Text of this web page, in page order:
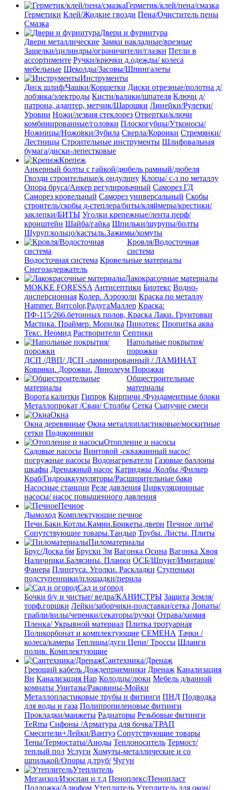
Герметик/клей/пена/смазка
Герметики Клей/Жидкие гвозди Пена/Очиститель пены
Смазка
Двери и фурнитура
Двери металлические Замки накладные/врезные
Защелки/цилиндры/ограничители/глазки Петли в
ассортименте Ручки/крючки д.одежды/ колеса
мебельные Щеколды/Засовы/Шпингалеты
Инструменты
Диск шлиф/Чашки/Корщетки Диски отрезные/полотна д/
лобзика/электроды Кисти/валики/шпателя Ключи д/
патрона, адаптер, метчик/Шарошки Линейки/Рулетки/
Уровни Ножи/лезвия стеклорез Отвертки/ключи
комбинированные/головки Плоскогубцы/Утконосы/
Ножницы/Ножовки/Зубила Сверла/Коронки Стремянки/
Лестницы Строительные инструменты Шлифовальная
бумага/диски-лепестковые
Крепеж
Анкерный болты с гайкой/дюбель рамный/дюбеля
Гвозди строительные/к ондулину Клопы/ с-з по металлу
Опора бруса/Анкер регулировачный Саморез ГД
Саморез кровельный Саморез универсальный Скобы
строитель/скобы д-степлера/биты/кляймеры/крестики/
заклепки/БИТЫ Уголки крепежные/лента перф/
кронштейн Шайба/гайка Шпильки/шурупы/болты
Шуруп:кольцо/кастыль.Зажимы/хомуты
Кровля/Водосточная
система
Водосточная система Кровельные материалы
Снегозадержатель
Лакокрасочные материалы
MOKKE FORESSA Антисептики Биотекс Водно-
дисперсионная Колер. Аэрозоли Краска по металлу
Hammer. Витcolor,РадугаМаллер Краска:
ПФ-115/266.бетонных полов, Краска Лаки. Грунтовки
Мастика. Праймер. Морилка Пинотекс Пропитка аква
Текс. Неомид Растворители Септики
Напольные покрытия/
порожки
ДСП /ДВП/ ДСП -ламинированный / ЛАМИНАТ
Коврики. Дорожки. Линолеум Порожки
Общестроительные
материалы
Ворота калитки Гипрок Кирпичи /Фундаментные блоки
Металлопрокат /Сваи/ Столбы Сетка Сыпучие смеси
Окна
Окна деревянные Окна металлопластиковые/москитные
сетки Подоконники
Отопление и насосы
Cадовые насосы Винтовой -скважинный насос/
погружные насосы Водонагреватели Газовые баллоны
шкафы Дренажный насос Катриджы /Колбы /Фильтр
Краб/Гидроаккумуляторы/Расширительные баки
Насосные станции Реле давления Циркуляционные
насосы/ насос повышенного давления
Печное
Дымоход Комплектующие печное
Печи.Баки.Котлы.Камни.Брикеты.двери Печное литьё
Сопутствующие товары.Тандыр Трубы. Листы. Плиты
Пиломатериалы
Брус/Доска 6м Бруски 3м Вагонка Осина Вагонка Хвоя
Наличники.Балясины. Планки ОСБ/Шпунт/Имитация/
Фанера Плинтуса. Уголки. Раскладки Ступеньки
подступенники/площадки/перила
Сад и огород
Бочки б/у и чистые/ ведра/КАНИСТРЫ Защита Земля/
торф.горшки Лейки/заборчики-подставки/сетка Лопаты/
грабли/вилы/черенки/секаторы/ручки Отрава/химия
Пленка/ Укрывной материал Плитка тротуарная
Поликорбонат и комплектующие СЕМЕНА Тачки /
колеса/камеры Теплицы/дуги Цепи/ Троссы Шланги
полив. Комплектующие
Сантехника/Дренаж
Греющий кабель Дождеприемники Дренаж Канализация
Вн Канализация Нар Колодцы/люки Мебель д/ванной
комнаты Унитазы/Раковины-Мойки
Металлопластиковые трубы и фитинги ПНД Подводка
для воды и газа Полипропиленовые фитинги
Прокладки/манжеты Радиаторы Резьбовые фитинги
TeRma Сифоны /Арматура для бочка/ТРАП
Смесители+Лейки/Вантуз Сопутствующие товары
Тены/Термостаты/Аноды Теплоноситель Термост/
теплый пол Услуги Хомуты-металлические и со
шпилькой/Опоры д.труб/ Чугун
Утеплитель
Мегаизол/Изоспан и т.д Пеноплекс/Пенопласт
Подложка/Алюфом Утеплитель Утеплитель для окон/